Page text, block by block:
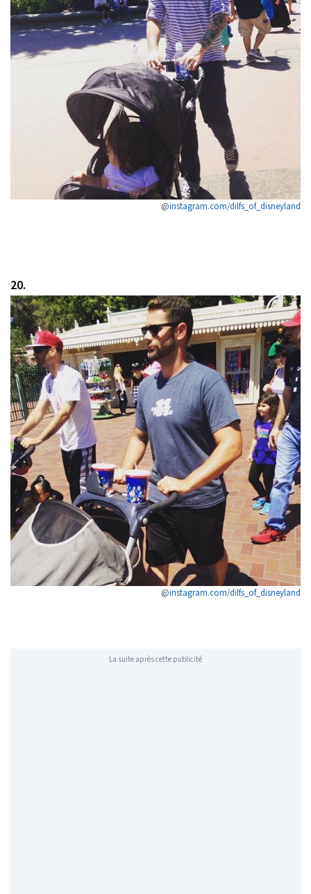
@instagram.com/dilfs_of_disneyland
20.
@instagram.com/dilfs_of_disneyland
La suite après cette publicité